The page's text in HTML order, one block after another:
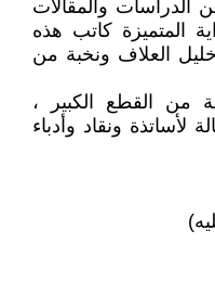
الدراسات والمقالات
المتميزة كاتب هذه
خليل العلاف ونخبة من
( 236 ) صفحة من القطع الكبير ،
لأساتذة ونقاد وأدباء